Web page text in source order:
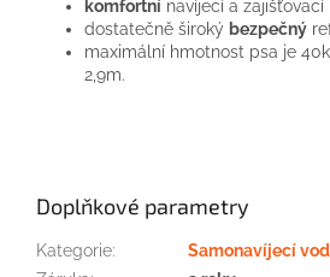
komfortní navíjecí a zajišťovací
dostatečně široký bezpečný
maximální hmotnost psa je
2,9m.
Doplňkové parametry
Kategorie:
Samonavíjecí